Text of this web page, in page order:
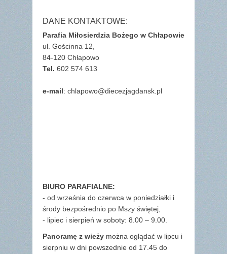
DANE KONTAKTOWE:
Parafia Miłosierdzia Bożego w Chłapowie
ul. Gościnna 12,
84-120 Chłapowo
Tel. 602 574 613
e-mail: chlapowo@diecezjagdansk.pl
BIURO PARAFIALNE:
- od września do czerwca w poniedziałki i
środy bezpośrednio po Mszy świętej,
- lipiec i sierpień w soboty: 8.00 – 9.00.
Panoramę z wieży można oglądać w lipcu i
sierpniu w dni powszednie od 17.45 do